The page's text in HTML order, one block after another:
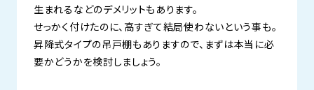
生まれるなどのデメリットもあります。
せっかく付けたのに、高すぎて結局使わないという事も。
昇降式タイプの吊戸棚もありますので、まずは本当に必
要かどうかを検討しましょう。